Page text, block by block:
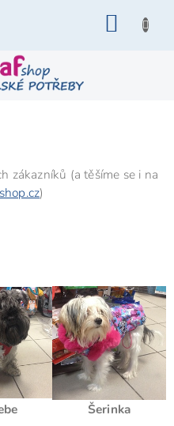
zákazníků (a těšíme se i na
)
Šerinka